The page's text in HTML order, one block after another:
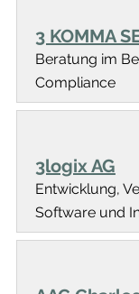
3 KOMMA
Beratung im
Compliance
3logix AG
Entwicklung,
Software und